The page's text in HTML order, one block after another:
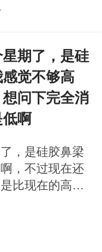
期了，是硅
觉不够高
问下完全消
啊
，是硅胶鼻梁
，不过现在还
比现在的高还
多少钱